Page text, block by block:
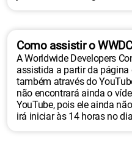
Como assistir o
A Worldwide Developers
assistida a partir da página
também através do
não encontrará ainda o
YouTube, pois ele ainda
irá iniciar às 14 horas no